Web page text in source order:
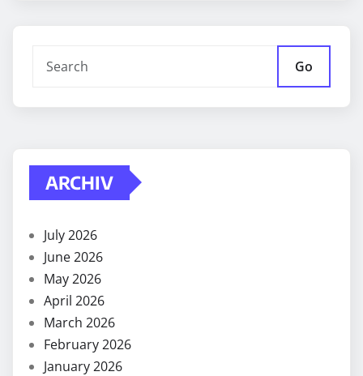
Go
ARCHIV
July 2026
June 2026
May 2026
April 2026
March 2026
February 2026
January 2026